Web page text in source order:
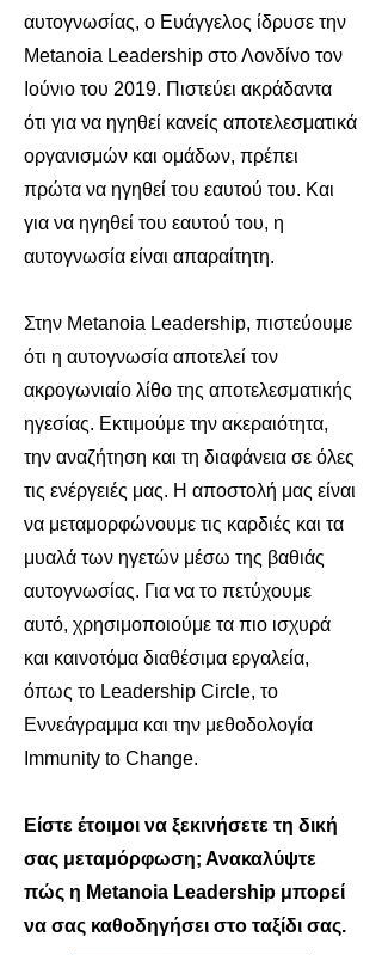
αυτογνωσίας, ο Ευάγγελος ίδρυσε την
Metanoia Leadership στο Λονδίνο τον
Ιούνιο του 2019. Πιστεύει ακράδαντα
ότι για να ηγηθεί κανείς αποτελεσματικά
οργανισμών και ομάδων, πρέπει
πρώτα να ηγηθεί του εαυτού του. Και
για να ηγηθεί του εαυτού του, η
αυτογνωσία είναι απαραίτητη.
Στην Metanoia Leadership, πιστεύουμε
ότι η αυτογνωσία αποτελεί τον
ακρογωνιαίο λίθο της αποτελεσματικής
ηγεσίας. Εκτιμούμε την ακεραιότητα,
την αναζήτηση και τη διαφάνεια σε όλες
τις ενέργειές μας. Η αποστολή μας είναι
να μεταμορφώνουμε τις καρδιές και τα
μυαλά των ηγετών μέσω της βαθιάς
αυτογνωσίας. Για να το πετύχουμε
αυτό, χρησιμοποιούμε τα πιο ισχυρά
και καινοτόμα διαθέσιμα εργαλεία,
όπως το Leadership Circle, το
Εννεάγραμμα και την μεθοδολογία
Immunity to Change.
Είστε έτοιμοι να ξεκινήσετε τη δική
σας μεταμόρφωση; Ανακαλύψτε
πώς η Metanoia Leadership μπορεί
να σας καθοδηγήσει στο ταξίδι σας.